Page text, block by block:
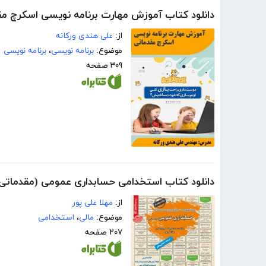
دانلود کتاب آموزش مهارت برنامه نویسی اسکرچ
از: علی هندی ورکانه
موضوع: برنامه نویسی، برنامه نویسی
۳۰۹ صفحه
دانلود کتاب استخدامی حسابداری عمومی
از: مهلا علی پور
موضوع: مالی، استخدامی
۲۰۷ صفحه